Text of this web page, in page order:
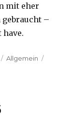
mit eher
–
Kategorien
Allgemein